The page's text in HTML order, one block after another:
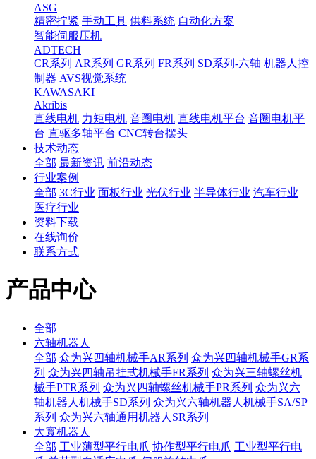
ASG
精密拧紧 手动工具 供料系统 自动化方案
智能伺服压机
ADTECH
CR系列 AR系列 GR系列 FR系列 SD系列-六轴 机器人控
制器 AVS视觉系统
KAWASAKI
Akribis
直线电机 力矩电机 音圈电机 直线电机平台 音圈电机平
台 直驱多轴平台 CNC转台摆头
技术动态
全部 最新资讯 前沿动态
行业案例
全部 3C行业 面板行业 光伏行业 半导体行业 汽车行业
医疗行业
资料下载
在线询价
联系方式
产品中心
全部
六轴机器人
全部 众为兴四轴机械手AR系列 众为兴四轴机械手GR系
列 众为兴四轴吊挂式机械手FR系列 众为兴三轴螺丝机
械手PTR系列 众为兴四轴螺丝机械手PR系列 众为兴六
轴机器人机械手SD系列 众为兴六轴机器人机械手SA/SP
系列 众为兴六轴通用机器人SR系列
大寰机器人
全部 工业薄型平行电爪 协作型平行电爪 工业型平行电